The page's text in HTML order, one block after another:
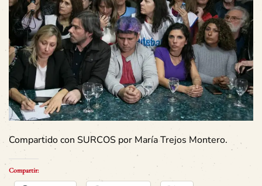
Compartido con SURCOS por María Trejos Montero.
Compartir: